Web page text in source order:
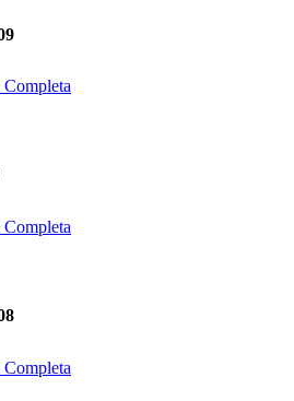
Completa
Completa
Completa